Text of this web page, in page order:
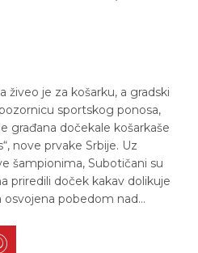
živeo je za košarku, a gradski
sportskog ponosa,
građana dočekale košarkaše
nove prvake Srbije. Uz
šampionima, Subotičani su
priredili doček kakav dolikuje
osvojena pobedom nad…